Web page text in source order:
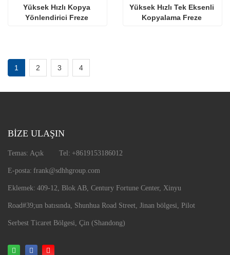
Yüksek Hızlı Kopya
Yönlendirici Freze
Yüksek Hızlı Tek Eksenli
Kopyalama Freze
1 2 3 4
BİZE ULAŞIN
Temas: Açık Tel: +8619153186012
E-posta: frank@sdhhgroup.com
Eklemek: 409-12, Blok AB, Century Fortune Center, Xinyu
Road#39;un batısında, Shunhua Road Street, Jinan bölgesi, Pilot
Serbest Ticaret Bölgesi, Çin (Shandong)